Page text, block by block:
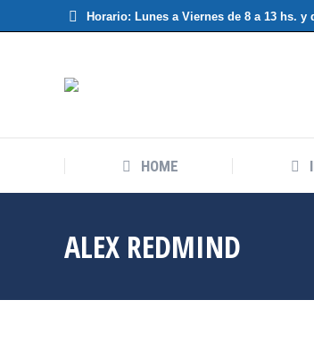
Horario: Lunes a Viernes de 8 a 13 hs. y
HOME
ALEX REDMIND